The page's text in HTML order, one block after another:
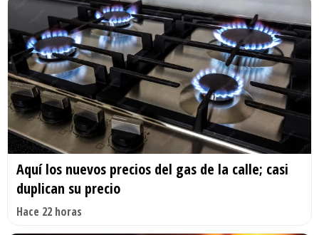
Aquí los nuevos precios del gas de la calle; casi
duplican su precio
Hace 22 horas